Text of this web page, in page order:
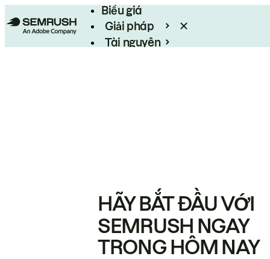
Biểu giá
Giải pháp
Tài nguyên
HÃY BẮT ĐẦU VỚI
SEMRUSH NGAY
TRONG HÔM NAY